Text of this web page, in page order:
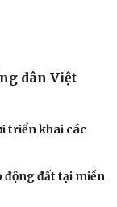
dân Việt
triển khai các
động đất tại miền